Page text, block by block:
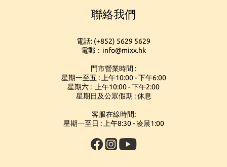
聯絡我們
電話: (+852) 5629 5629
電郵：info@mixx.hk
門市營業時間 :
星期一至五 : 上午10:00 - 下午6:00
星期六 : 上午10:00 - 下午2:00
星期日及公眾假期 : 休息
客服在線時間:
星期一至日 : 上午8:30 - 凌晨1:00